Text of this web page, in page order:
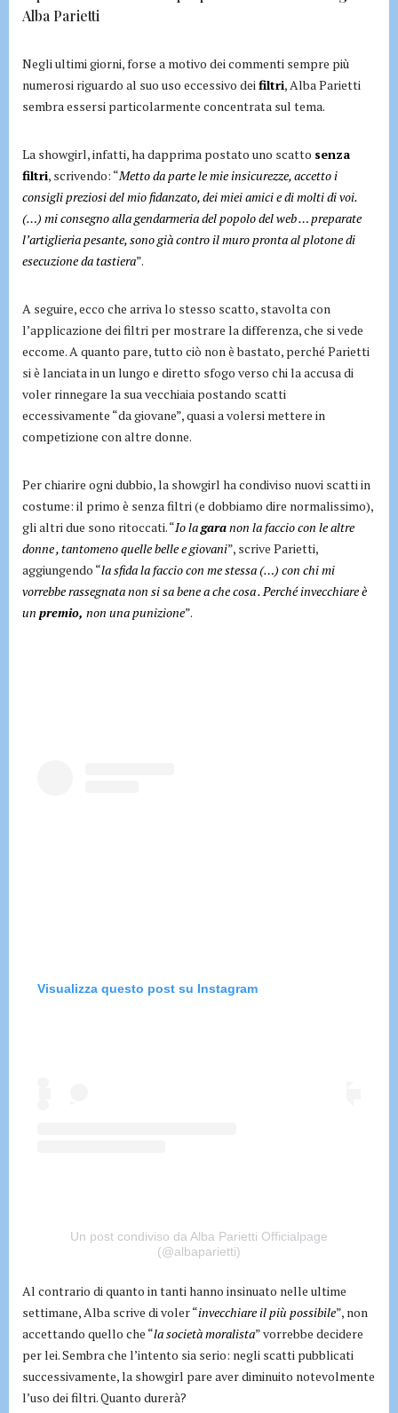
Alba Parietti
Negli ultimi giorni, forse a motivo dei commenti sempre più
numerosi riguardo al suo uso eccessivo dei filtri, Alba Parietti
sembra essersi particolarmente concentrata sul tema.
La showgirl, infatti, ha dapprima postato uno scatto senza
filtri, scrivendo: “Metto da parte le mie insicurezze, accetto i
consigli preziosi del mio fidanzato, dei miei amici e di molti di voi.
(…) mi consegno alla gendarmeria del popolo del web … preparate
l’artiglieria pesante, sono già contro il muro pronta al plotone di
esecuzione da tastiera”.
A seguire, ecco che arriva lo stesso scatto, stavolta con
l’applicazione dei filtri per mostrare la differenza, che si vede
eccome. A quanto pare, tutto ciò non è bastato, perché Parietti
si è lanciata in un lungo e diretto sfogo verso chi la accusa di
voler rinnegare la sua vecchiaia postando scatti
eccessivamente “da giovane”, quasi a volersi mettere in
competizione con altre donne.
Per chiarire ogni dubbio, la showgirl ha condiviso nuovi scatti in
costume: il primo è senza filtri (e dobbiamo dire normalissimo),
gli altri due sono ritoccati. “Io lagara non la faccio con le altre
donne , tantomeno quelle belle e giovani”, scrive Parietti,
aggiungendo “la sfida la faccio con me stessa (…) con chi mi
vorrebbe rassegnata non si sa bene a che cosa . Perché invecchiare è
un premio, non una punizione”.
Visualizza questo post su Instagram
Un post condiviso da Alba Parietti Officialpage
(@albaparietti)
Al contrario di quanto in tanti hanno insinuato nelle ultime
settimane, Alba scrive di voler “invecchiare il più possibile”, non
accettando quello che “la società moralista” vorrebbe decidere
per lei. Sembra che l’intento sia serio: negli scatti pubblicati
successivamente, la showgirl pare aver diminuito notevolmente
l’uso dei filtri. Quanto durerà?